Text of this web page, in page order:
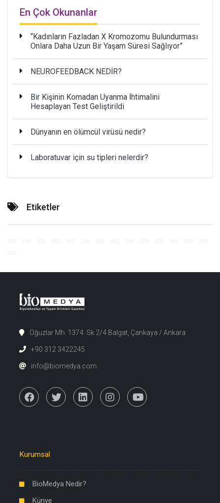
En Çok Okunanlar
“Kadınların Fazladan X Kromozomu Bulundurması
Onlara Daha Uzun Bir Yaşam Süresi Sağlıyor”
NEUROFEEDBACK NEDİR?
Bir Kişinin Komadan Uyanma İhtimalini
Hesaplayan Test Geliştirildi
Dünyanın en ölümcül virüsü nedir?
Laboratuvar için su tipleri nelerdir?
Etiketler
Oğuzlar Mh. 1374. Sk 2/4 Balgat, Çankaya / Ankara
+90 312 3422245
info@biomedya.com
Kurumsal
BioMedya Nedir?
Künye